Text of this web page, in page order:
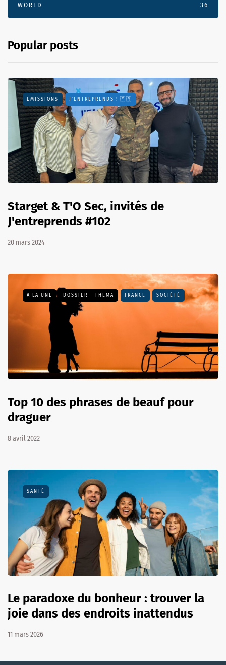
WORLD 36
Popular posts
EMISSIONS J'ENTREPRENDS ! 🇫🇷
Starget & T'O Sec, invités de
J'entreprends #102
20 mars 2024
A LA UNE DOSSIER - THEMA FRANCE SOCIÉTÉ
Top 10 des phrases de beauf pour
draguer
8 avril 2022
SANTÉ
Le paradoxe du bonheur : trouver la
joie dans des endroits inattendus
11 mars 2026